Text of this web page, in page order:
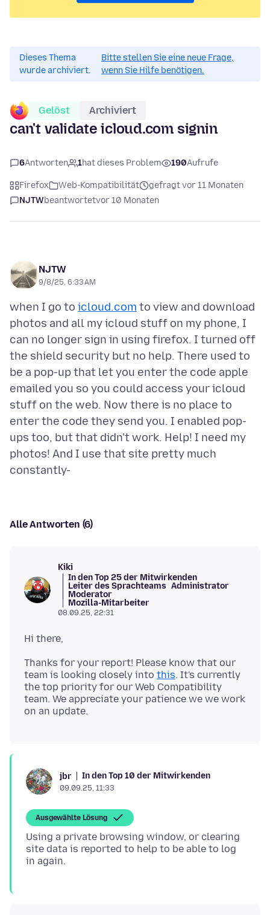
Dieses Thema
wurde archiviert.
Bitte stellen Sie eine neue Frage,
wenn Sie Hilfe benötigen.
Gelöst Archiviert
can't validate icloud.com signin
6Antworten 1hat dieses Problem 190Aufrufe
Firefox Web-Kompatibilität
gefragt vor 11 Monaten
NJTWbeantwortetvor 10 Monaten
NJTW
9/8/25, 6:33 AM
when I go to icloud.com to view and download
photos and all my icloud stuff on my phone, I
can no longer sign in using firefox. I turned off
the shield security but no help. There used to
be a pop-up that let you enter the code apple
emailed you so you could access your icloud
stuff on the web. Now there is no place to
enter the code they send you. I enabled pop-
ups too, but that didn't work. Help! I need my
photos! And I use that site pretty much
Alle Antworten (6)
Kiki
In den Top 25 der Mitwirkenden
Leiter des Sprachteams Administrator
Moderator
Mozilla-Mitarbeiter
08.09.25, 22:31
Thanks for your report! Please know that our
team is looking closely into this. It's currently
the top priority for our Web Compatibility
team. We appreciate your patience we we work
jbr In den Top 10 der Mitwirkenden
09.09.25, 11:33
Ausgewählte Lösung
Using a private browsing window, or clearing
site data is reported to help to be able to log